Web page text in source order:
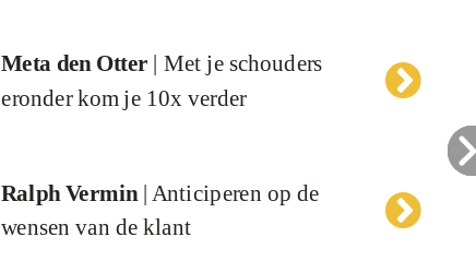
Meta den Otter | Met je schouders
eronder kom je 10x verder
Ralph Vermin | Anticiperen op de
wensen van de klant